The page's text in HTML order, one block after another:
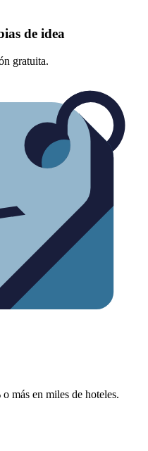
de idea
gratuita.
más en miles de hoteles.